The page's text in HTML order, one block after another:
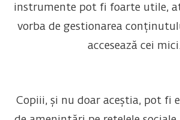
instrumente pot fi foarte utile,
vorba de gestionarea
accesează cei
Copiii, și nu doar aceștia, pot fi